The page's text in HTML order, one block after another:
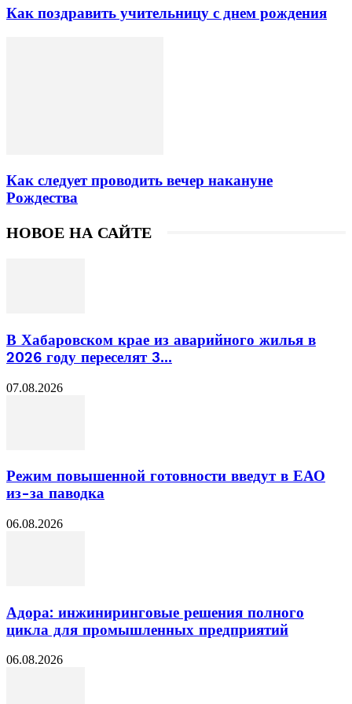
Как поздравить учительницу с днем рождения
Как следует проводить вечер накануне
Рождества
НОВОЕ НА САЙТЕ
В Хабаровском крае из аварийного жилья в
2026 году переселят 3...
07.08.2026
Режим повышенной готовности введут в ЕАО
из-за паводка
06.08.2026
Адора: инжиниринговые решения полного
цикла для промышленных предприятий
06.08.2026